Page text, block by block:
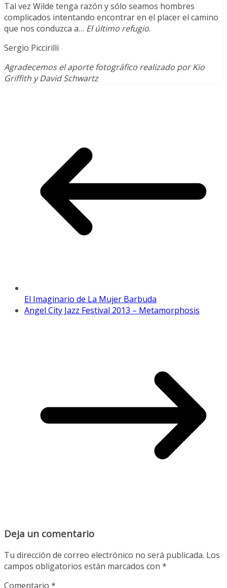
Tal vez Wilde tenga razón y sólo seamos hombres
complicados intentando encontrar en el placer el camino
que nos conduzca a… El último refugio.
Sergio Piccirilli
Agradecemos el aporte fotográfico realizado por Kio
Griffith y David Schwartz
El Imaginario de La Mujer Barbuda
Angel City Jazz Festival 2013 – Metamorphosis
Deja un comentario
Tu dirección de correo electrónico no será publicada. Los
campos obligatorios están marcados con *
Comentario *